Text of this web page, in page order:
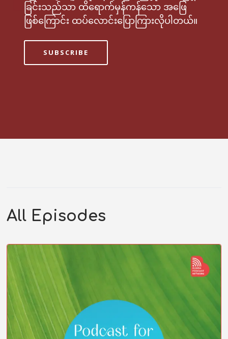
ခြင်းသည်သာ ထိရောက်မှန်ကန်သော အဖြေ
ဖြစ်ကြောင်း ထပ်လောင်းပြောကြားလိုပါတယ်။
SUBSCRIBE
All Episodes